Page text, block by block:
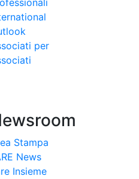
per
Stampa
News
Insieme